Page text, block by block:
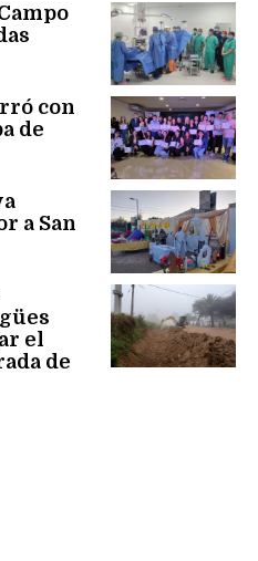
con
de
a San
el
de